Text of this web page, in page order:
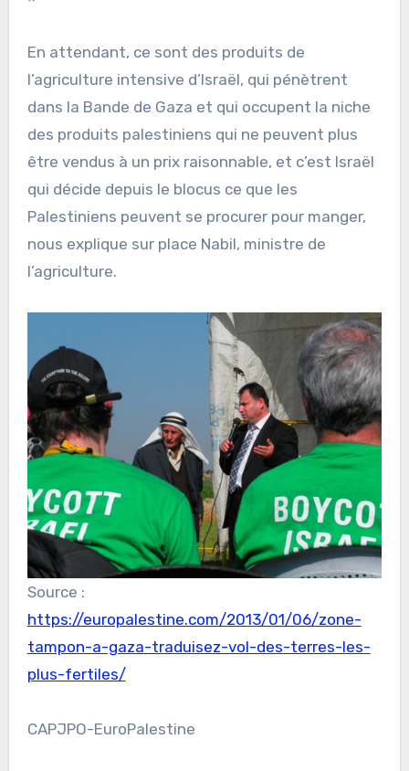
En attendant, ce sont des produits de
l’agriculture intensive d’Israël, qui pénètrent
dans la Bande de Gaza et qui occupent la niche
des produits palestiniens qui ne peuvent plus
être vendus à un prix raisonnable, et c’est Israël
qui décide depuis le blocus ce que les
Palestiniens peuvent se procurer pour manger,
nous explique sur place Nabil, ministre de
l’agriculture.
Source :
https://europalestine.com/2013/01/06/zone-
tampon-a-gaza-traduisez-vol-des-terres-les-
plus-fertiles/
CAPJPO-EuroPalestine